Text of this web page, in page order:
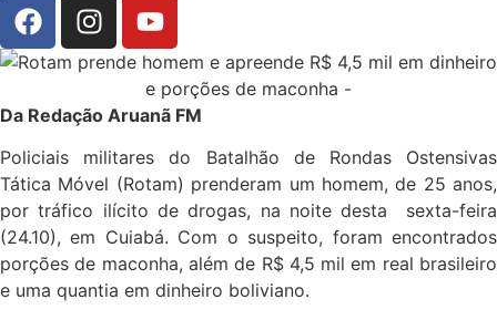
Da Redação Aruanã FM
Policiais militares do Batalhão de Rondas Ostensivas
Tática Móvel (Rotam) prenderam um homem, de 25 anos,
por tráfico ilícito de drogas, na noite desta sexta-feira
(24.10), em Cuiabá. Com o suspeito, foram encontrados
porções de maconha, além de R$ 4,5 mil em real brasileiro
e uma quantia em dinheiro boliviano.